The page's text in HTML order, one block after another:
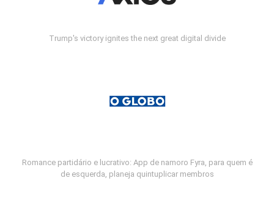
Trump's victory ignites the next great digital divide
Romance partidário e lucrativo: App de namoro Fyra, para quem é
de esquerda, planeja quintuplicar membros